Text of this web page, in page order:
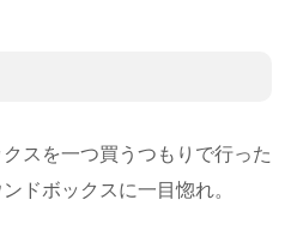
スを一つ買うつもりで行った
ドボックスに一目惚れ。